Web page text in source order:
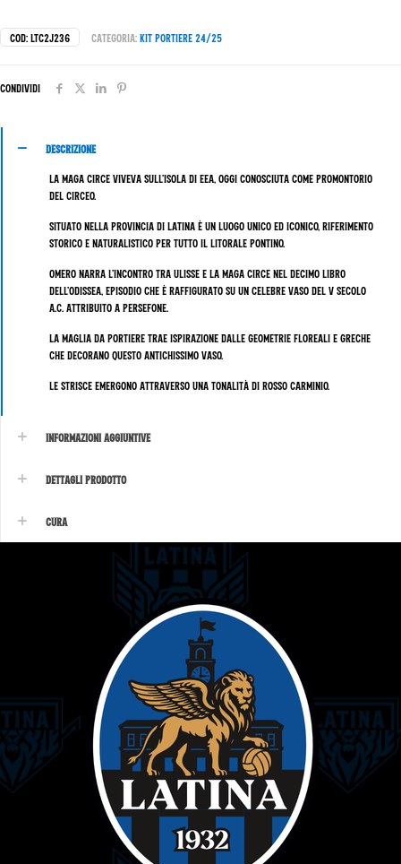
COD: LTC2J236 Categoria: Kit Portiere 24/25
Condividi
Descrizione
La Maga Circe viveva sull’isola di Eea, oggi conosciuta come Promontorio
del Circeo.
Situato nella Provincia di Latina è un luogo unico ed iconico, riferimento
storico e naturalistico per tutto il litorale Pontino.
Omero narra l’incontro tra Ulisse e la Maga Circe nel decimo libro
dell’Odissea, episodio che è raffigurato su un celebre vaso del V secolo
a.C. attribuito a Persefone.
La maglia da portiere trae ispirazione dalle geometrie floreali e greche
che decorano questo antichissimo vaso.
Le strisce emergono attraverso una tonalità di rosso carminio.
Informazioni aggiuntive
Dettagli Prodotto
Cura